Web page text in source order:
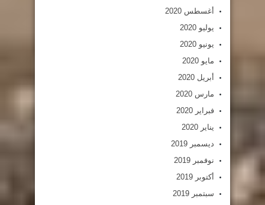
أغسطس 2020
يوليو 2020
يونيو 2020
مايو 2020
أبريل 2020
مارس 2020
فبراير 2020
يناير 2020
ديسمبر 2019
نوفمبر 2019
أكتوبر 2019
سبتمبر 2019